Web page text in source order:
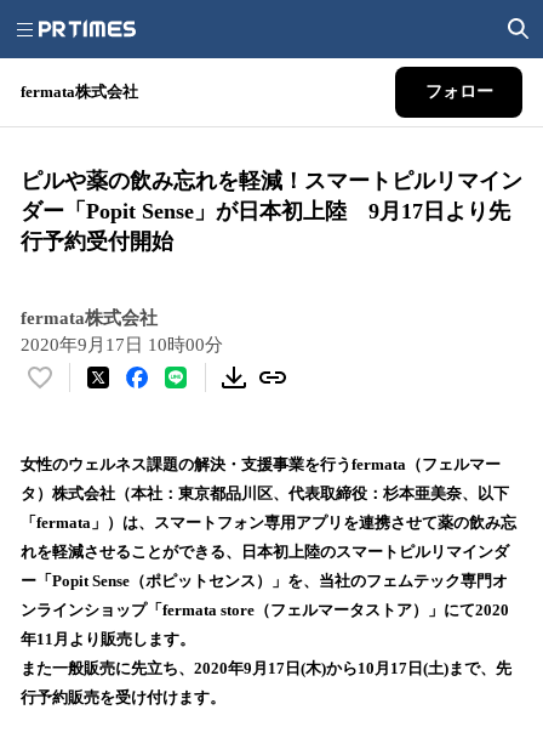
fermata株式会社 フォロー
ピルや薬の飲み忘れを軽減！スマートピルリマイン
ダー「Popit Sense」が日本初上陸 9月17日より先
行予約受付開始
fermata株式会社
2020年9月17日 10時00分
い
！
数
を
読
込
み
中
で
す
女性のウェルネス課題の解決・支援事業を行うfermata（フェルマー
タ）株式会社（本社：東京都品川区、代表取締役：杉本亜美奈、以下
「fermata」）は、スマートフォン専用アプリを連携させて薬の飲み忘
れを軽減させることができる、日本初上陸のスマートピルリマインダ
ー「Popit Sense（ポピットセンス）」を、当社のフェムテック専門オ
ンラインショップ「fermata store（フェルマータストア）」にて2020
年11月より販売します。
また一般販売に先立ち、2020年9月17日(木)から10月17日(土)まで、先
行予約販売を受け付けます。